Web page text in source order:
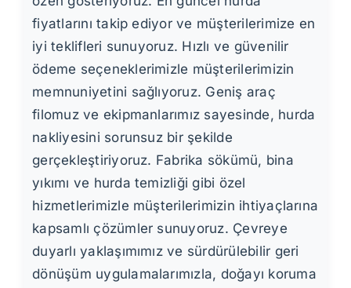
fiyatlarını takip ediyor ve müşterilerimize en
iyi teklifleri sunuyoruz. Hızlı ve güvenilir
ödeme seçeneklerimizle müşterilerimizin
memnuniyetini sağlıyoruz. Geniş araç
filomuz ve ekipmanlarımız sayesinde, hurda
nakliyesini sorunsuz bir şekilde
gerçekleştiriyoruz. Fabrika sökümü, bina
yıkımı ve hurda temizliği gibi özel
hizmetlerimizle müşterilerimizin ihtiyaçlarına
kapsamlı çözümler sunuyoruz. Çevreye
duyarlı yaklaşımımız ve sürdürülebilir geri
dönüşüm uygulamalarımızla, doğayı koruma